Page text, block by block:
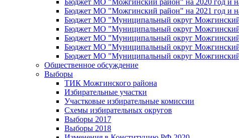
Бюджет МО "Можгинский район" на 2021 год и
Бюджет МО "Муниципальный округ Можгинский
Бюджет МО "Муниципальный округ Можгинский
Бюджет МО "Муниципальный округ Можгинский
Бюджет МО "Муниципальный округ Можгинский
Бюджет МО "Муниципальный округ Можгинский
Общественное обсуждение
Выборы
ТИК Можгинского района
Избирательные участки
Участковые избирательные комиссии
Схемы избирательных округов
Выборы 2017
Выборы 2018